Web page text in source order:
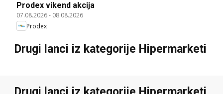
Prodex vikend akcija
07.08.2026- 08.08.2026
Prodex
Drugi lanci iz kategorije Hipermarketi